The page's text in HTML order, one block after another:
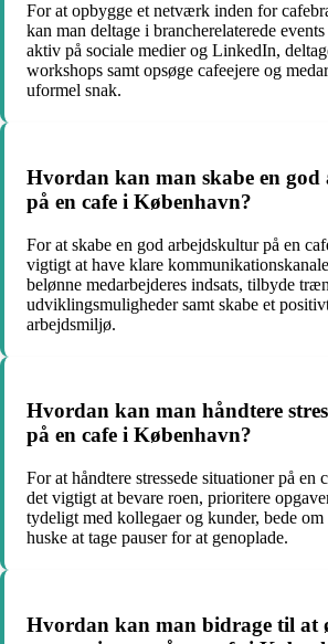
For at opbygge et netværk inden for
kan man deltage i brancherelaterede
aktiv på sociale medier og LinkedIn,
workshops samt opsøge cafeejere og
uformel snak.
Hvordan kan man skabe en
på en cafe i København?
For at skabe en god arbejdskultur på en
vigtigt at have klare
belønne medarbejderes indsats, tilbyde
udviklingsmuligheder samt skabe et
arbejdsmiljø.
Hvordan kan man håndtere
på en cafe i København?
For at håndtere stressede situationer på en
det vigtigt at bevare roen, prioritere
tydeligt med kollegaer og kunder, bede
huske at tage pauser for at genoplade.
Hvordan kan man bidrage til at